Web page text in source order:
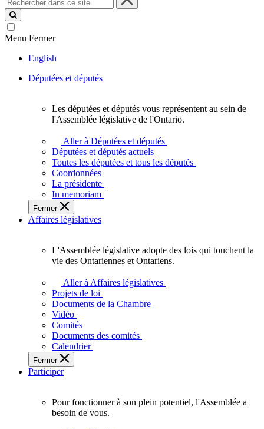
dans
ce
site
Menu Fermer
English
Députées et députés
députés
vous
représentent
sein
de
l'Assemblée
législative
l'Ontario.
Les députées et députés vous représentent au sein de
l'Assemblée législative de l'Ontario.
Aller à Députées et députés
Députées et députés actuels
Toutes les députées et tous les députés
Coordonnées
La présidente
In memoriam
Fermer
Affaires législatives
L'Assemblée
adopte
touchent
des
Ontariennes
et
L'Assemblée législative adopte des lois qui touchent la
vie des Ontariennes et Ontariens.
Aller à Affaires législatives
Projets de loi
Documents de la Chambre
Vidéo
Comités
Documents des comités
Calendrier
Fermer
Participer
Pour fonctionner à son plein potentiel, l'Assemblée a
besoin de vous.